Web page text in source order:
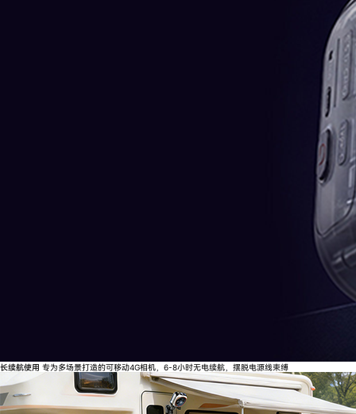
长续航使用 专为多场景打造的可移动4G相机，6-8小时无电续航，摆脱电源线束缚